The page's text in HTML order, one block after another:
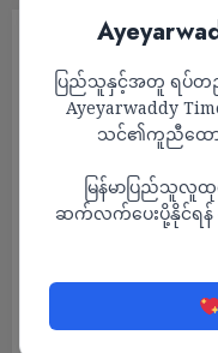
ပြည်သူနှင့်အတူ ရပ်
Ayeyarwaddy
သင်၏ကူညီထော
မြန်မာပြည်သူလူ
ဆက်လက်ပေးပို့နိုင်ရန် က
လောင်းလုံးမြို့နယ်